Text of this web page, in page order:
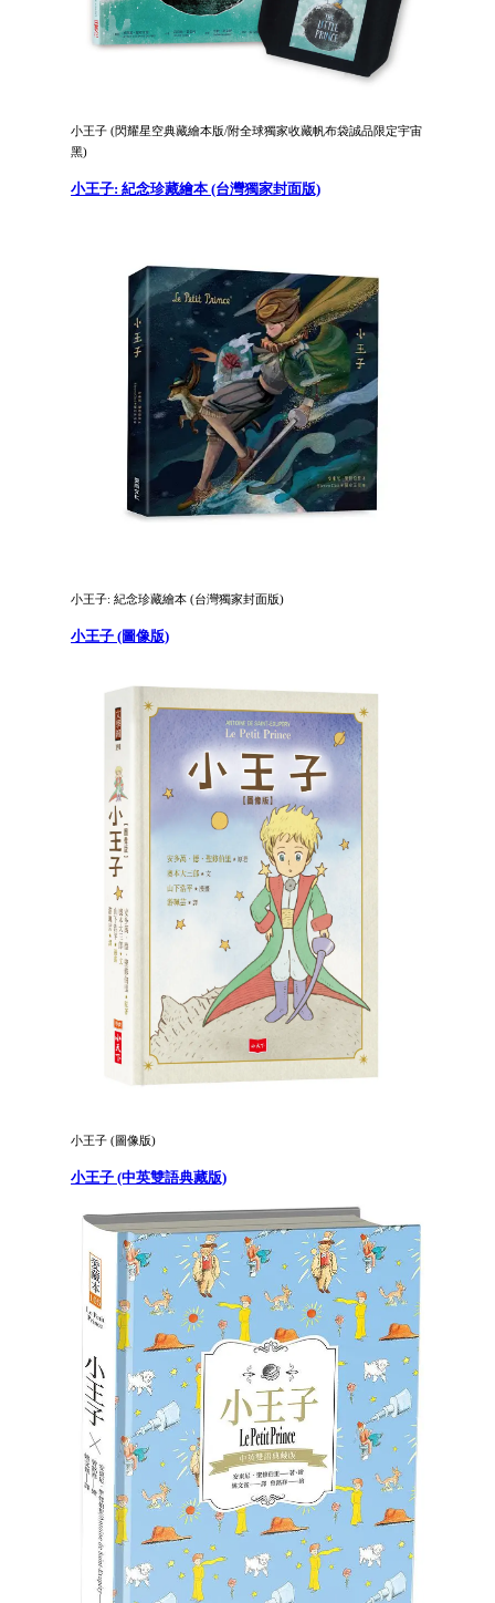
小王子 (閃耀星空典藏繪本版/附全球獨家收藏帆布袋誠品限定宇宙
黑)
小王子: 紀念珍藏繪本 (台灣獨家封面版)
小王子: 紀念珍藏繪本 (台灣獨家封面版)
小王子 (圖像版)
小王子 (圖像版)
小王子 (中英雙語典藏版)